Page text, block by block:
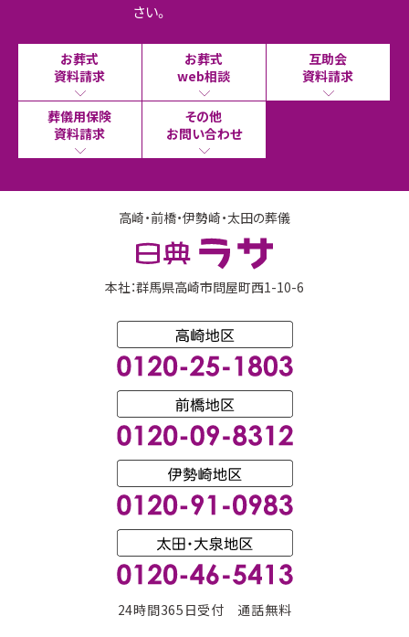
さい。
お葬式
資料請求
お葬式
web相談
互助会
資料請求
葬儀用保険
資料請求
その他
お問い合わせ
高崎・前橋・伊勢崎・太田の葬儀
本社：群馬県高崎市問屋町西1-10-6
24時間365日受付 通話無料